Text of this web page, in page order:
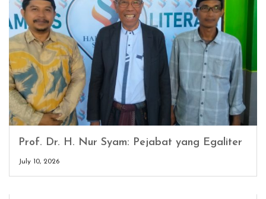
Prof. Dr. H. Nur Syam: Pejabat yang Egaliter
July 10, 2026